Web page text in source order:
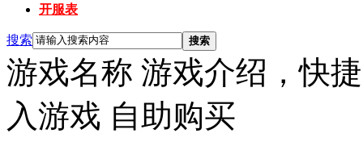
开服表
搜索 搜索
游戏名称 游戏介绍，快
入游戏 自助购买